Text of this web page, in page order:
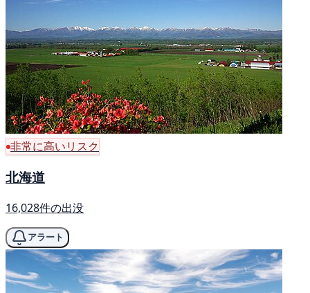
非常に高いリスク
北海道
16,028件の出没
アラート